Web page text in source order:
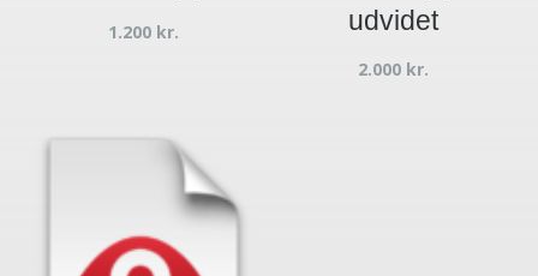
1.200 kr.
udvidet
2.000 kr.